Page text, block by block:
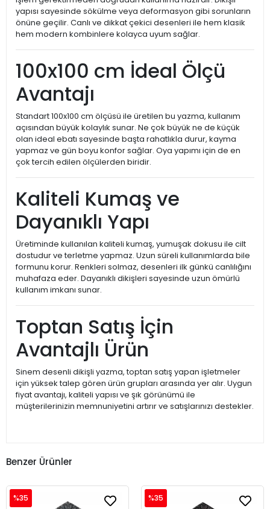
yapısı sayesinde sökülme veya deformasyon gibi sorunların
önüne geçilir. Canlı ve dikkat çekici desenleri ile hem klasik
hem modern kombinlere kolayca uyum sağlar.
100x100 cm İdeal Ölçü
Avantajı
Standart 100x100 cm ölçüsü ile üretilen bu yazma, kullanım
açısından büyük kolaylık sunar. Ne çok büyük ne de küçük
olan ideal ebatı sayesinde başta rahatlıkla durur, kayma
yapmaz ve gün boyu konfor sağlar. Oya yapımı için de en
çok tercih edilen ölçülerden biridir.
Kaliteli Kumaş ve
Dayanıklı Yapı
Üretiminde kullanılan kaliteli kumaş, yumuşak dokusu ile cilt
dostudur ve terletme yapmaz. Uzun süreli kullanımlarda bile
formunu korur. Renkleri solmaz, desenleri ilk günkü canlılığını
muhafaza eder. Dayanıklı dikişleri sayesinde uzun ömürlü
kullanım imkanı sunar.
Toptan Satış İçin
Avantajlı Ürün
Sinem desenli dikişli yazma, toptan satış yapan işletmeler
için yüksek talep gören ürün grupları arasında yer alır. Uygun
fiyat avantajı, kaliteli yapısı ve şık görünümü ile
müşterilerinizin memnuniyetini artırır ve satışlarınızı destekler.
Benzer Ürünler
%35 %35